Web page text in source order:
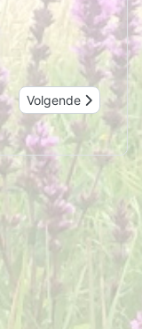
Volgende artikel:
Volgende